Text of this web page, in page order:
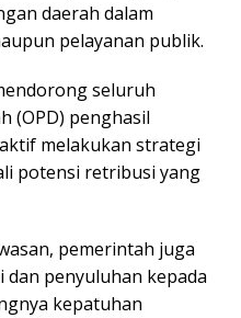
daerah dalam
pelayanan publik.
seluruh
(OPD) penghasil
melakukan strategi
potensi retribusi yang
pemerintah juga
penyuluhan kepada
kepatuhan